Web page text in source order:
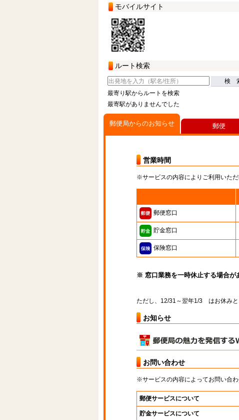
モバイルサイト
ルート検索
検
最寄り駅からルートを検索
最寄駅がありませんでした
郵便局からのお知らせ
営業時間
※サービスの内容によりご利用いた
郵便窓口
貯金窓口
保険窓口
※ 窓口業務を一時休止する場合が
ただし、12/31～翌年1/3 はお休みと
お知らせ
お問い合わせ
※サービスの内容によってお問い合
郵便サービスについて
貯金サービスについて
郵便